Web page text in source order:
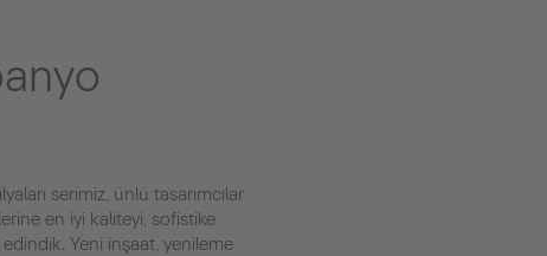
serimiz, ünlü tasarımcılar
en iyi kaliteyi, sofistike
Yeni inşaat, yenileme